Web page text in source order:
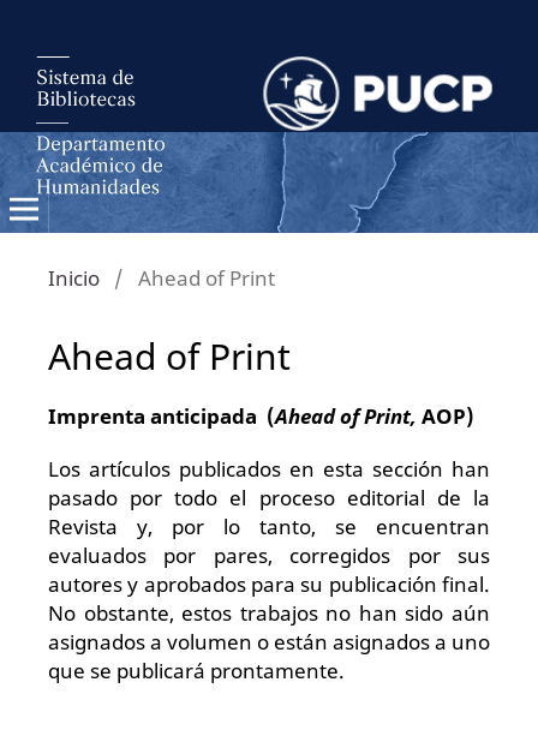
Inicio / Ahead of Print
Ahead of Print
Imprenta anticipada (Ahead of Print, AOP)
Los artículos publicados en esta sección han
pasado por todo el proceso editorial de la
Revista y, por lo tanto, se encuentran
evaluados por pares, corregidos por sus
autores y aprobados para su publicación final.
No obstante, estos trabajos no han sido aún
asignados a volumen o están asignados a uno
que se publicará prontamente.